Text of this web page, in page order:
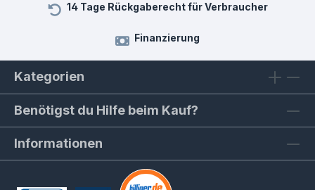
14 Tage Rückgaberecht für Verbraucher
Finanzierung
Kategorien
Benötigst du Hilfe beim Kauf?
Informationen